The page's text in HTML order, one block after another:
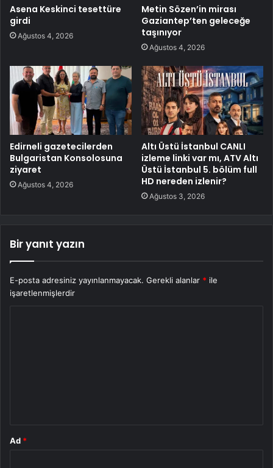
Asena Keskinci tesettüre
girdi
Ağustos 4, 2026
Metin Sözen’in mirası
Gaziantep’ten geleceğe
taşınıyor
Ağustos 4, 2026
Edirneli gazetecilerden
Bulgaristan Konsolosuna
ziyaret
Ağustos 4, 2026
Altı Üstü İstanbul CANLI
izleme linki var mı, ATV Altı
Üstü İstanbul 5. bölüm full
HD nereden izlenir?
Ağustos 3, 2026
Bir yanıt yazın
E-posta adresiniz yayınlanmayacak. Gerekli alanlar * ile
işaretlenmişlerdir
Ad *